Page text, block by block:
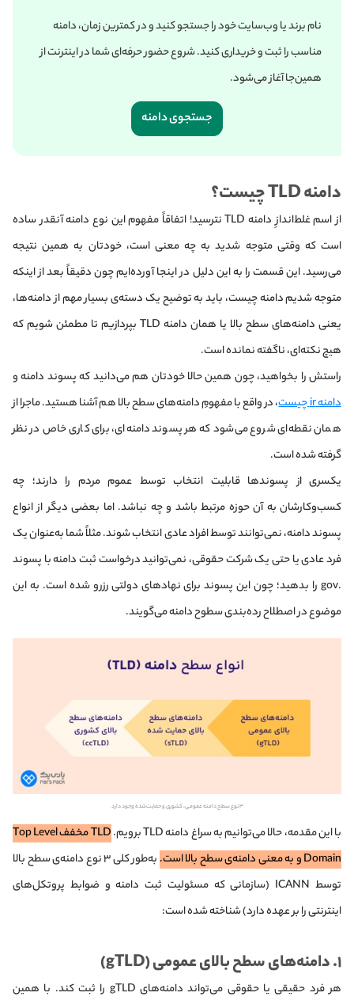
نام برند یا وب‌سایت خود را جستجو کنید و در کمترین زمان، دامنه
مناسب را ثبت و خریداری کنید. شروع حضور حرفه‌ای شما در اینترنت از
همین‌جا آغاز می‌شود.
جستجوی دامنه
دامنه TLD چیست؟
از اسم غلط‌اندازِ دامنه TLD نترسید! اتفاقاً مفهوم این نوع دامنه آنقدر ساده
است که وقتی متوجه شدید به چه معنی است، خودتان به همین نتیجه
می‌رسید. این قسمت را به این دلیل در اینجا آورده‌ایم چون دقیقاً بعد از اینکه
متوجه شدیم دامنه چیست، باید به توضیح یک دسته‌ی بسیار مهم از دامنه‌ها،
یعنی دامنه‌های سطح بالا یا همان دامنه TLD بپردازیم تا مطمئن شویم که
هیچ نکته‌ای، ناگفته نمانده است.
راستش را بخواهید، چون همین حالا خودتان هم می‌دانید که پسوند دامنه و
دامنه ir چیست
، در واقع با مفهومِ دامنه‌های سطح بالا هم آشنا هستید. ماجرا از
همان نقطه‌ای شروع می‌شود که هر پسوند دامنه‌ای، برای کاری خاص در نظر
گرفته شده است.
یکسری از پسوندها قابلیت انتخاب توسط عموم مردم را دارند؛ چه
کسب‌وکارشان به آن حوزه مرتبط باشد و چه نباشد. اما بعضی دیگر از انواع
پسوند دامنه، نمی‌توانند توسط افراد عادی انتخاب شوند. مثلاً شما به‌عنوان یک
فرد عادی یا حتی یک شرکت حقوقی، نمی‌توانید درخواست ثبت دامنه با پسوند
.gov را بدهید؛ چون این پسوند برای نهادهای دولتی رزرو شده است. به این
موضوع در اصطلاح رده‌بندی سطوح دامنه می‌گویند.
۳ نوع سطح دامنه عمومی، کشوری و حمایت‌شده وجود دارد
با این مقدمه، حالا می‌توانیم به سراغ دامنه TLD برویم.
TLD مخفف Top Level
Domain و به معنی دامنه‌ی سطح بالا است.
به‌طور کلی ۳ نوع دامنه‌ی سطح بالا
توسط ICANN (سازمانی که مسئولیت ثبت دامنه و ضوابط پروتکل‌های
اینترنتی را بر عهده دارد) شناخته شده است:
۱. دامنه‌های سطح بالای عمومی (gTLD)
هر فرد حقیقی یا حقوقی می‌تواند دامنه‌های gTLD را ثبت کند. با همین